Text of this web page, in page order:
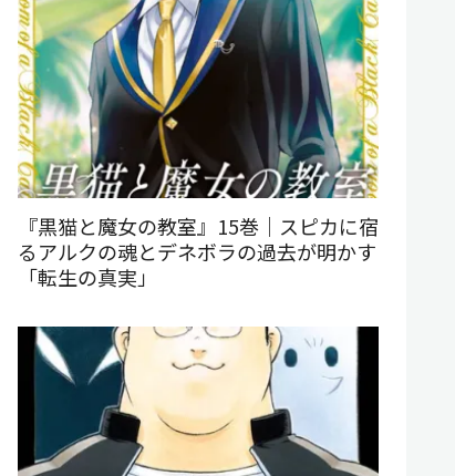
『黒猫と魔女の教室』15巻｜スピカに宿
るアルクの魂とデネボラの過去が明かす
「転生の真実」